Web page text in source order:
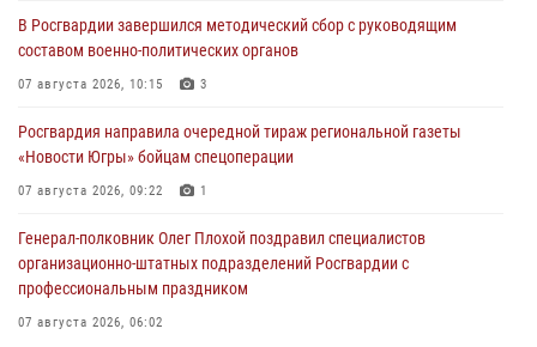
В Росгвардии завершился методический сбор с руководящим
составом военно-политических органов
07 августа 2026, 10:15 3
Росгвардия направила очередной тираж региональной газеты
«Новости Югры» бойцам спецоперации
07 августа 2026, 09:22 1
Генерал-полковник Олег Плохой поздравил специалистов
организационно-штатных подразделений Росгвардии с
профессиональным праздником
07 августа 2026, 06:02